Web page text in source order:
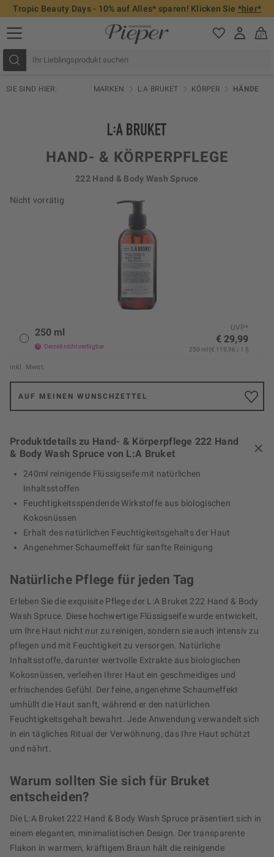
Tropic Beauty Days - 10% auf Alles* sparen! Klicken Sie *hier*
SIE SIND HIER: MARKEN L:A BRUKET KÖRPER HÄNDE
Nicht vorrätig
HAND- & KÖRPERPFLEGE
222 Hand & Body Wash Spruce
250 ml
Derzeit nicht verfügbar
UVP*
€ 29,99
250 ml (€ 119,96 / 1 l)
inkl. Mwst.
AUF MEINEN WUNSCHZETTEL
Produktdetails zu Hand- & Körperpflege 222 Hand
& Body Wash Spruce von L:A Bruket
240ml reinigende Flüssigseife mit natürlichen
Inhaltsstoffen
Feuchtigkeitsspendende Wirkstoffe aus biologischen
Kokosnüssen
Erhalt des natürlichen Feuchtigkeitsgehalts der Haut
Angenehmer Schaumeffekt für sanfte Reinigung
Natürliche Pflege für jeden Tag
Erleben Sie die exquisite Pflege der L:A Bruket 222 Hand & Body
Wash Spruce. Diese hochwertige Flüssigseife wurde entwickelt,
um Ihre Haut nicht nur zu reinigen, sondern sie auch intensiv zu
pflegen und mit Feuchtigkeit zu versorgen. Natürliche
Inhaltsstoffe, darunter wertvolle Extrakte aus biologischen
Kokosnüssen, verleihen Ihrer Haut ein geschmeidiges und
erfrischendes Gefühl. Der feine, angenehme Schaumeffekt
umhüllt die Haut sanft, während er den natürlichen
Feuchtigkeitsgehalt bewahrt. Jede Anwendung verwandelt sich
in ein tägliches Ritual der Verwöhnung, das Ihre Haut schützt
und nährt.
Warum sollten Sie sich für Bruket
entscheiden?
Die L:A Bruket 222 Hand & Body Wash Spruce präsentiert sich in
einem eleganten, minimalistischen Design. Der transparente
Flakon in warmem, kräftigem Braun hält die reinigende